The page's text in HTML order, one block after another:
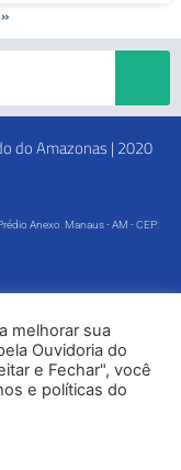
»
do Amazonas | 2020
Anexo. Manaus - AM - CEP:
Política de Privacidade
melhorar sua
Ouvidoria do
e Fechar", você
e políticas do